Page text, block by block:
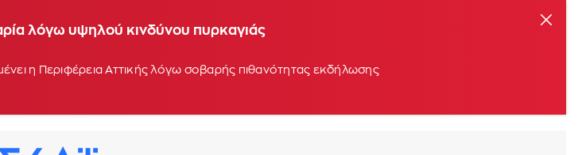
λόγω υψηλού κινδύνου πυρκαγιάς
η Περιφέρεια Αττικής λόγω σοβαρής πιθανότητας εκδήλωσης